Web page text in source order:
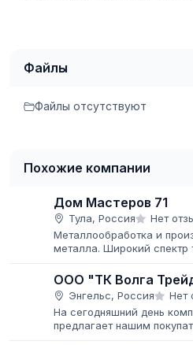
Файлы
Файлы отсутствуют
Похожие компании
Дом Мастеров 71
Тула, Россия
Нет
Металлообработка и
металла. Широкий спектр
компаниями, так и с...
ООО "ТК Волга
Энгельс, Россия
Нет
На сегодняшний день
предлагает нашим